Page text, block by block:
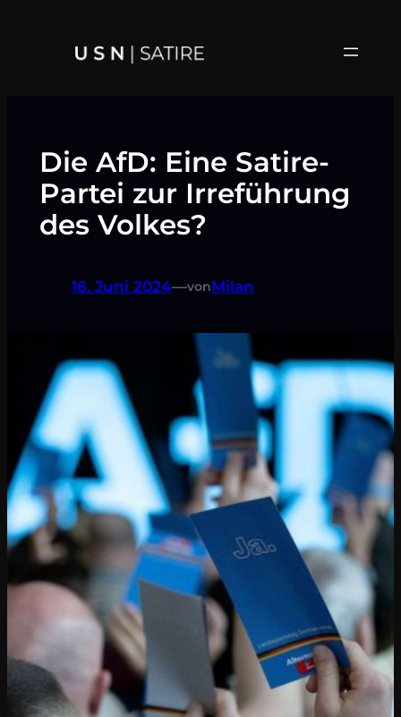
springen
Die AfD: Eine Satire-
Partei zur Irreführung
des Volkes?
16. Juni 2024—vonMilan